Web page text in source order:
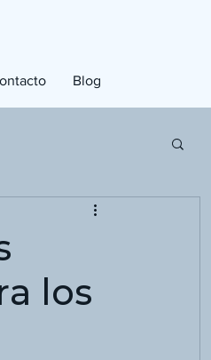
Blog
los